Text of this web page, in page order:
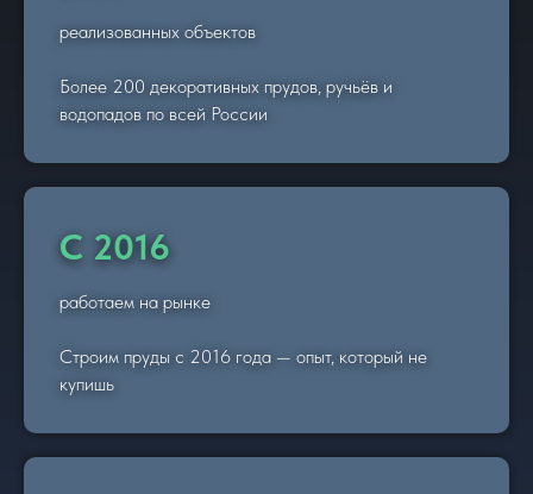
реализованных объектов
Более 200 декоративных прудов, ручьёв и
водопадов по всей России
С 2016
работаем на рынке
Строим пруды с 2016 года — опыт, который не
купишь